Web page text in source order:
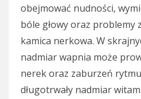
obejmować nudności,
bóle głowy oraz problemy
kamica nerkowa. W
nadmiar wapnia może
nerek oraz zaburzeń
długotrwały nadmiar